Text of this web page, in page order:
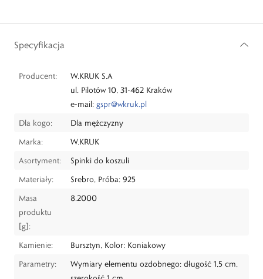
Specyfikacja
Producent:
W.KRUK S.A
ul. Pilotów 10, 31-462 Kraków
e-mail: gspr@wkruk.pl
Dla kogo:
Dla mężczyzny
Marka:
W.KRUK
Asortyment:
Spinki do koszuli
Materiały:
Srebro, Próba: 925
Masa
produktu
[g]:
8.2000
Kamienie:
Bursztyn, Kolor: Koniakowy
Parametry:
Wymiary elementu ozdobnego: długość 1,5 cm,